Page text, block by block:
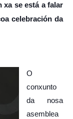
xa se está a falar
celebración da
O
conxunto
da nosa
asemblea